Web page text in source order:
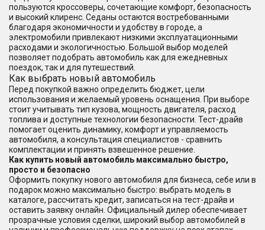
пользуются кроссоверы, сочетающие комфорт, безопасность
и высокий клиренс. Седаны остаются востребованными
благодаря экономичности и удобству в городе, а
электромобили привлекают низкими эксплуатационными
расходами и экологичностью. Большой выбор моделей
позволяет подобрать автомобиль как для ежедневных
поездок, так и для путешествий.
Как выбрать новый автомобиль
Перед покупкой важно определить бюджет, цели
использования и желаемый уровень оснащения. При выборе
стоит учитывать тип кузова, мощность двигателя, расход
топлива и доступные технологии безопасности. Тест-драйв
помогает оценить динамику, комфорт и управляемость
автомобиля, а консультация специалистов - сравнить
комплектации и принять взвешенное решение.
Как купить новый автомобиль максимально быстро,
просто и безопасно
Оформить покупку нового автомобиля для бизнеса, себе или в
подарок можно максимально быстро: выбрать модель в
каталоге, рассчитать кредит, записаться на тест-драйв и
оставить заявку онлайн. Официальный дилер обеспечивает
прозрачные условия сделки, широкий выбор автомобилей в